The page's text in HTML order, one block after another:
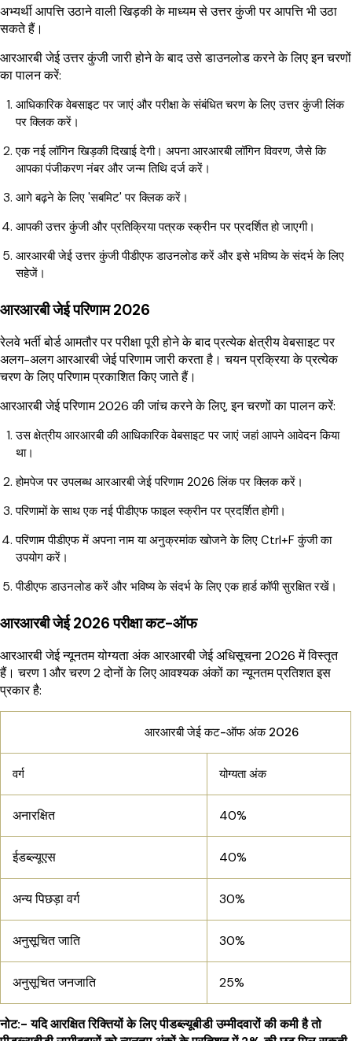
अभ्यर्थी आपत्ति उठाने वाली खिड़की के माध्यम से उत्तर कुंजी पर आपत्ति भी उठा
सकते हैं।
आरआरबी जेई उत्तर कुंजी जारी होने के बाद उसे डाउनलोड करने के लिए इन चरणों
का पालन करें:
आधिकारिक वेबसाइट पर जाएं और परीक्षा के संबंधित चरण के लिए उत्तर कुंजी लिंक
पर क्लिक करें।
एक नई लॉगिन खिड़की दिखाई देगी। अपना आरआरबी लॉगिन विवरण, जैसे कि
आपका पंजीकरण नंबर और जन्म तिथि दर्ज करें।
आगे बढ़ने के लिए 'सबमिट' पर क्लिक करें।
आपकी उत्तर कुंजी और प्रतिक्रिया पत्रक स्क्रीन पर प्रदर्शित हो जाएगी।
आरआरबी जेई उत्तर कुंजी पीडीएफ डाउनलोड करें और इसे भविष्य के संदर्भ के लिए
सहेजें।
आरआरबी जेई परिणाम 2026
रेलवे भर्ती बोर्ड आमतौर पर परीक्षा पूरी होने के बाद प्रत्येक क्षेत्रीय वेबसाइट पर
अलग-अलग आरआरबी जेई परिणाम जारी करता है। चयन प्रक्रिया के प्रत्येक
चरण के लिए परिणाम प्रकाशित किए जाते हैं।
आरआरबी जेई परिणाम 2026 की जांच करने के लिए, इन चरणों का पालन करें:
उस क्षेत्रीय आरआरबी की आधिकारिक वेबसाइट पर जाएं जहां आपने आवेदन किया
था।
होमपेज पर उपलब्ध आरआरबी जेई परिणाम 2026 लिंक पर क्लिक करें।
परिणामों के साथ एक नई पीडीएफ फाइल स्क्रीन पर प्रदर्शित होगी।
परिणाम पीडीएफ में अपना नाम या अनुक्रमांक खोजने के लिए Ctrl+F कुंजी का
उपयोग करें।
पीडीएफ डाउनलोड करें और भविष्य के संदर्भ के लिए एक हार्ड कॉपी सुरक्षित रखें।
आरआरबी जेई 2026 परीक्षा कट-ऑफ
आरआरबी जेई न्यूनतम योग्यता अंक आरआरबी जेई अधिसूचना 2026 में विस्तृत
हैं। चरण 1 और चरण 2 दोनों के लिए आवश्यक अंकों का न्यूनतम प्रतिशत इस
प्रकार है:
आरआरबी जेई कट-ऑफ अंक 2026
वर्ग योग्यता अंक
अनारक्षित 40%
ईडब्ल्यूएस 40%
अन्य पिछड़ा वर्ग 30%
अनुसूचित जाति 30%
अनुसूचित जनजाति 25%
नोट:- यदि आरक्षित रिक्तियों के लिए पीडब्ल्यूबीडी उम्मीदवारों की कमी है तो